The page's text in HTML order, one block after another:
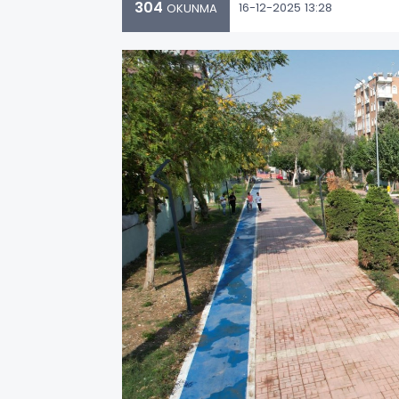
304 OKUNMA 16-12-2025 13:28